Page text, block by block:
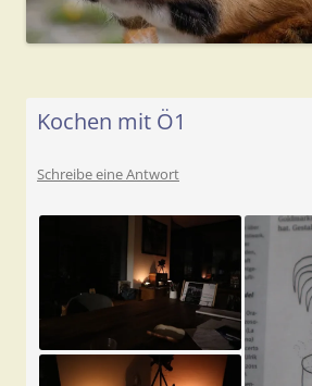
Kochen mit Ö1
Schreibe eine Antwort